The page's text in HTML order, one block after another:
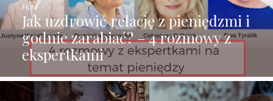
Jak uzdrowić relację z pieniędzmi i
godnie zarabiać? – 4 rozmowy z
ekspertkami
FILM